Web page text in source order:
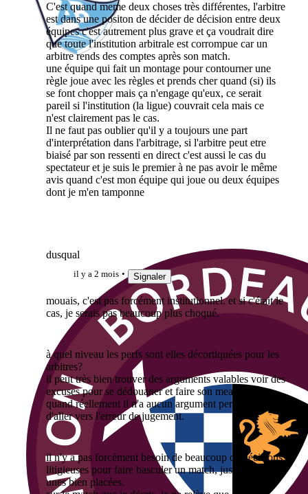
C'est quand meme deux choses très différentes, l'arbitre
est dans une positon de décider de décision entre deux
équipes c'est autrement plus grave et ça voudrait dire
que toute l'institution arbitrale est corrompue car un
arbitre rends des comptes après son match.
une équipe qui fait un montage pour contourner une
règle joue avec les règles et prends cher quand (si) ils
se font chopper mais ça n'engage qu'eux, ce serait
pareil si l'institution (la ligue) couvrait cela mais ce
n'est clairement pas le cas.
Il ne faut pas oublier qu'il y a toujours une part
d'interprétation dans l'arbitrage, si l'arbitre peut etre
biaisé par son ressenti en direct c'est aussi le cas du
spectateur et je suis le premier à ne pas avoir le même
avis quand c'est mon équipe qui joue ou deux équipes
dont je m'en tamponne
dusqual
il y a 2 mois Signaler
mouais, c'est pas forcément institutionnel. et si c'était le
cas, je serais pas beaucoup plus choqué.
à quel niveau les perfs sont elles décortiquées pour les
arbitres?
il peut très bien trouver des arguments valables voir des
excuses pour se dédouaner et faire son mea culpa
quand réellement il n'a aucun argument permettant
d'aller vers l'erreur de jugement.
il n'y a pas forcément besoin de beaucoup de décisions
litigieuses pour faire basculer un match, juste quelques
unes bien placées.